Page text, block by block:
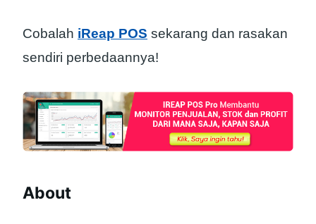
Cobalah iReap POS sekarang dan rasakan
sendiri perbedaannya!
About